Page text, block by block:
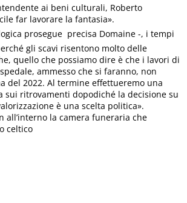
ai beni culturali, Roberto
far lavorare la fantasia».
prosegue  precisa Domaine -, i tempi
gli scavi risentono molto delle
quello che possiamo dire è che i lavori di
ammesso che si faranno, non
del 2022. Al termine effettueremo una
sui ritrovamenti dopodiché la decisione su
è una scelta politica».
all’interno la camera funeraria che
celtico